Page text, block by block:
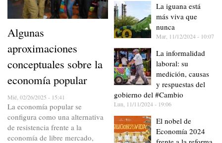
Algunas
aproximaciones
conceptuales sobre la
economía popular
Mié, 02/26/2025 - 15:41
La economía popular se
configura como una alternativa
de resistencia frente a la
economía de libre mercado,
La iguana está
más viva que
nunca
Mar, 11/12/2024 - 10:07
La informalidad
laboral: su
medición, causas
y respuestas del
gobierno del #Cambio
Lun, 11/11/2024 - 19:06
El nobel de
Economía 2024